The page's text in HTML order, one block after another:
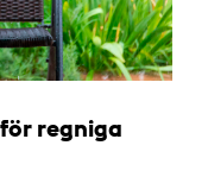
regniga